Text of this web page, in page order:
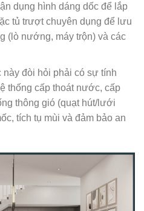
dụng hình dáng dốc để lắp
tủ trượt chuyên dụng để lưu
(lò nướng, máy trộn) và các
này đòi hỏi phải có sự tính
thống cấp thoát nước, cấp
thông gió (quạt hút/lưới
tích tụ mùi và đảm bảo an